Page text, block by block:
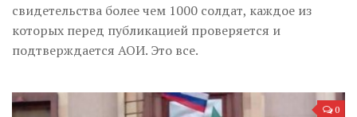
свидетельства более чем 1000 солдат, каждое из
которых перед публикацией проверяется и
подтверждается АОИ. Это все.
0